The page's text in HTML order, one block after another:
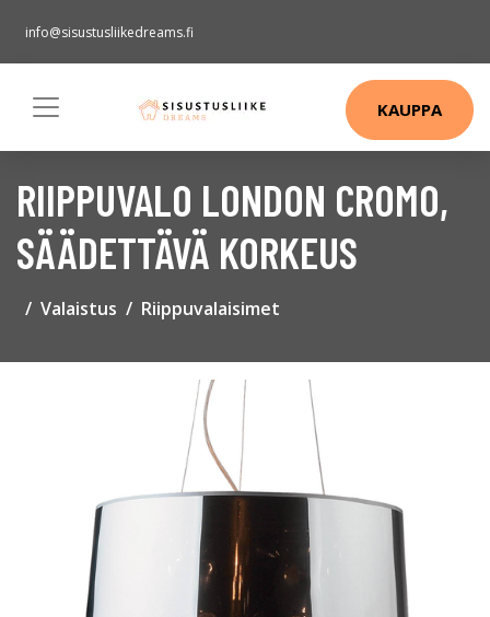
info@sisustusliikedreams.fi
KAUPPA
RIIPPUVALO LONDON CROMO,
SÄÄDETTÄVÄ KORKEUS
Valaistus Riippuvalaisimet